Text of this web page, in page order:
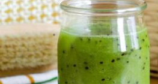
तरह के कीवी फेसपैक
लेखन अंजली Aug 16, 2020 06:45 am
क्या है खबर?